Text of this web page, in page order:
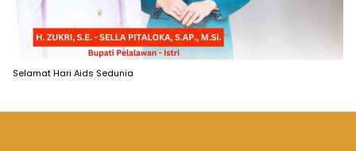
Selamat Hari Aids Sedunia